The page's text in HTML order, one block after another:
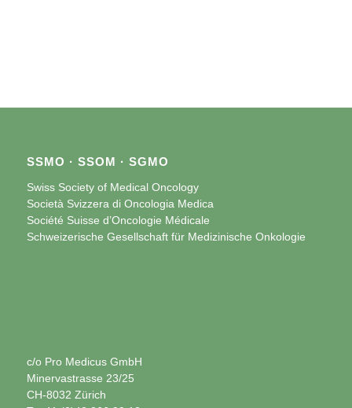
SSMO · SSOM · SGMO
Swiss Society of Medical Oncology
Società Svizzera di Oncologia Medica
Société Suisse d’Oncologie Médicale
Schweizerische Gesellschaft für Medizinische Onkologie
c/o Pro Medicus GmbH
Minervastrasse 23/25
CH-8032 Zürich